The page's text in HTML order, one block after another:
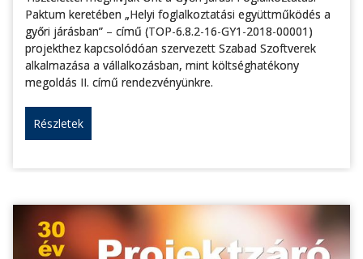
Paktum keretében „Helyi foglalkoztatási együttműködés a
győri járásban” – című (TOP-6.8.2-16-GY1-2018-00001)
projekthez kapcsolódóan szervezett Szabad Szoftverek
alkalmazása a vállalkozásban, mint költséghatékony
megoldás II. című rendezvényünkre.
Részletek